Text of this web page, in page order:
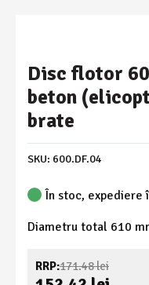
Disc flotor
beton
brate
SKU: 600.DF.04
În stoc, expediere
Diametru total 610
RRP:171.48leiPrețul
inițial